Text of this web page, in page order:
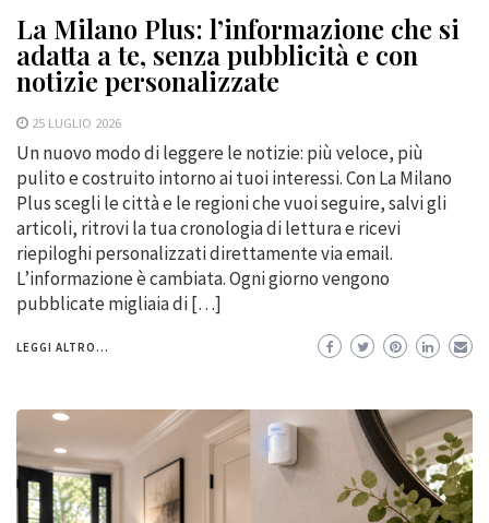
La Milano Plus: l’informazione che si
adatta a te, senza pubblicità e con
notizie personalizzate
25 LUGLIO 2026
Un nuovo modo di leggere le notizie: più veloce, più
pulito e costruito intorno ai tuoi interessi. Con La Milano
Plus scegli le città e le regioni che vuoi seguire, salvi gli
articoli, ritrovi la tua cronologia di lettura e ricevi
riepiloghi personalizzati direttamente via email.
L’informazione è cambiata. Ogni giorno vengono
pubblicate migliaia di […]
LEGGI ALTRO...